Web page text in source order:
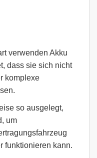
verwenden Akku
dass sie sich nicht
komplexe
so ausgelegt,
um
funktionieren kann.